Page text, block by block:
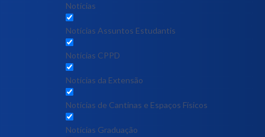
Notícias
Notícias Assuntos Estudantis
Notícias CPPD
Notícias da Extensão
Notícias de Cantinas e Espaços Físicos
Notícias Graduação